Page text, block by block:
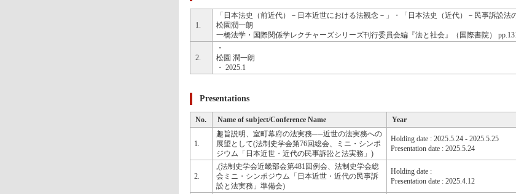
1.
「日本法史（前近代）－日本近世における法観念－」・「日本法史（近代）－民事訴訟法
松園潤一朗
一橋法学・国際関係学レクチャーズシリーズ刊行委員会編『法と社会』（国際書院）
2.
・
松園 潤一朗
・ 2025.1
Presentations
No. Name of subject/Conference Name Year
1.
趣旨説明、室町幕府の法実務──近世の法実務への
展望として(法制史学会第76回総会、ミニ・シンポ
ジウム「日本近世・近代の民事訴訟と法実務」)
Holding date : 2025.5.24 - 2025.5.25
Presentation date : 2025.5.24
2.
,(法制史学会近畿部会第481回例会、法制史学会総
会ミニ・シンポジウム「日本近世・近代の民事訴
訟と法実務」準備会)
Holding date :
Presentation date : 2025.4.12